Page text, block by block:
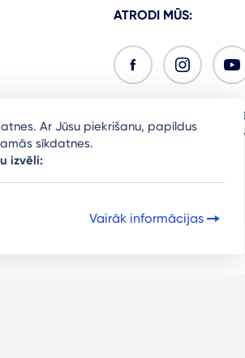
ATRODI MŪS:
Ready to stay in
community?
Ar Jūsu piekrišanu, papildus
sīkdatnes.
izvēli:
Vairāk informācijas